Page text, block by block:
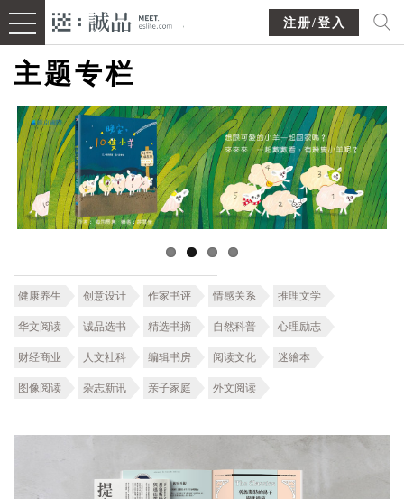
注册/登入
主题专栏
健康养生 创意设计 作家书评 情感关系 推理文学
华文阅读 诚品选书 精选书摘 自然科普 心理励志
财经商业 人文社科 编辑书房 阅读文化 迷繪本
图像阅读 杂志新讯 亲子家庭 外文阅读